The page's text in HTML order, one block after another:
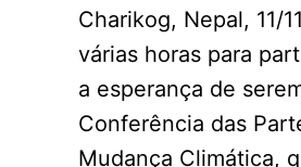
Charikog, Nepal, 11/
várias horas para
a esperança de
Conferência das
Mudança Climática,